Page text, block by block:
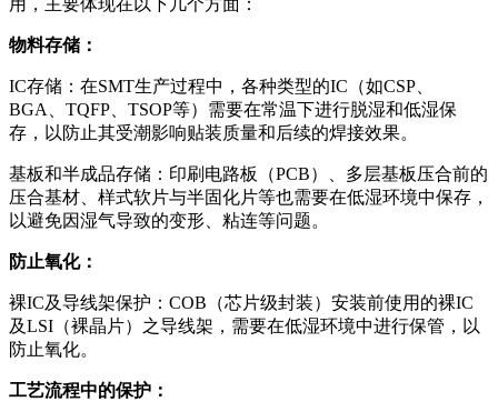
用，主要体现在以下几个方面：
物料存储：
IC存储：在SMT生产过程中，各种类型的IC（如CSP、
BGA、TQFP、TSOP等）需要在常温下进行脱湿和低湿保
存，以防止其受潮影响贴装质量和后续的焊接效果。
基板和半成品存储：印刷电路板（PCB）、多层基板压合前的
压合基材、样式软片与半固化片等也需要在低湿环境中保存，
以避免因湿气导致的变形、粘连等问题。
防止氧化：
裸IC及导线架保护：COB（芯片级封装）安装前使用的裸IC
及LSI（裸晶片）之导线架，需要在低湿环境中进行保管，以
防止氧化。
工艺流程中的保护：